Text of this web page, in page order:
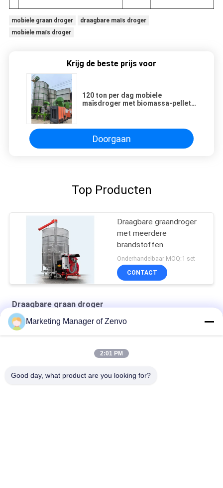
mobiele graan droger
draagbare maïs droger
mobiele maïs droger
Krijg de beste prijs voor
120 ton per dag mobiele
maïsdroger met biomassa-pellets
Doorgaan
Top Producten
Draagbare graandroger
met meerdere
brandstoffen
Onderhandelbaar MOQ:1 set
CONTACT
Draagbare graan droger
10-Ton Mobile Corn Dryer, Energy-Saving And Efficient.
Marketing Manager of Zenvo
2:01 PM
Good day, what product are you looking for?